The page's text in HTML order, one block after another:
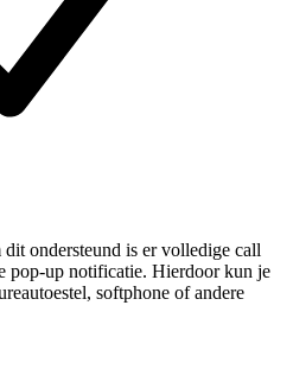
ondersteund is er volledige call
pop-up notificatie. Hierdoor kun je
softphone of andere